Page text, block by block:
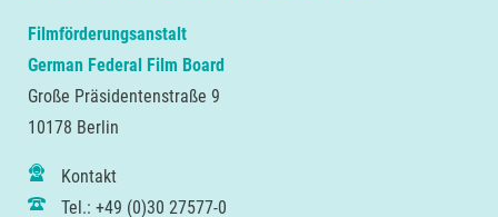
Filmförderungsanstalt
German Federal Film Board
Große Präsidentenstraße 9
10178 Berlin
Kontakt
Tel.: +49 (0)30 27577-0